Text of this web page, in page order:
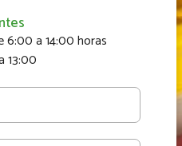
6:00 a 14:00 horas
13:00